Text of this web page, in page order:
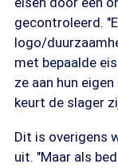
gecontroleerd.
logo/
met bepaalde
ze aan hun
keurt de slager
Dit is overigens
uit. "Maar als